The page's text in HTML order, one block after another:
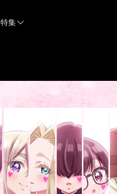
特集
06/03
05/21
05/14
04/28